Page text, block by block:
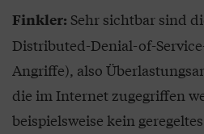
Finkler: Sehr sichtbar sind
Distributed-Denial-of-
Angriffe), also
die im Internet zugegriffen
beispielsweise kein